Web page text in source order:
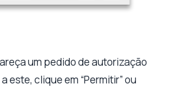
um pedido de autorização
este, clique em “Permitir” ou